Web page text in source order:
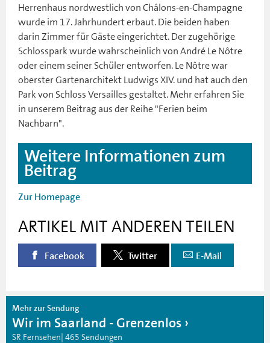
Herrenhaus nordwestlich von Châlons-en-Champagne
wurde im 17. Jahrhundert erbaut. Die beiden haben
darin Zimmer für Gäste eingerichtet. Der zugehörige
Schlosspark wurde wahrscheinlich von André Le Nôtre
oder einem seiner Schüler entworfen. Le Nôtre war
oberster Gartenarchitekt Ludwigs XIV. und hat auch den
Park von Schloss Versailles gestaltet. Mehr erfahren Sie
in unserem Beitrag aus der Reihe "Ferien beim
Nachbarn".
Weitere Informationen zum
Beitrag
Zur Homepage
ARTIKEL MIT ANDEREN TEILEN
Facebook Twitter E-Mail
Mehr zur Sendung
Wir im Saarland - Grenzenlos
SR Fernsehen| 465 Sendungen